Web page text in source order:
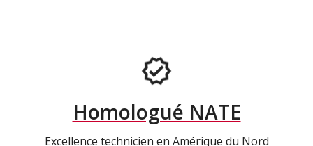
Homologué NATE
Excellence technicien en Amérique du Nord